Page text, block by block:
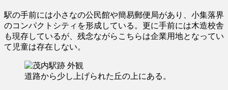
駅の手前には小さなの公民館や簡易郵便局があり、小集落界
のコンパクトシティを形成している。更に手前には木造校舎
も現存しているが、残念ながらこちらは企業用地となってい
て児童は存在しない。
道路から少し上げられた丘の上にある。